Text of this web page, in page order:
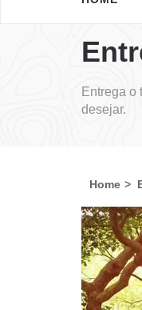
Entrega o
desejar.
Home